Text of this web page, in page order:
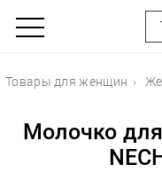
Товары для женщин
Молочко для